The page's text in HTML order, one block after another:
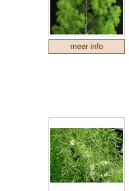
meer info